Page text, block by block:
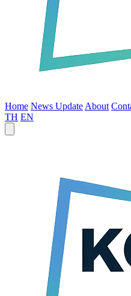
Home News Update About
TH EN